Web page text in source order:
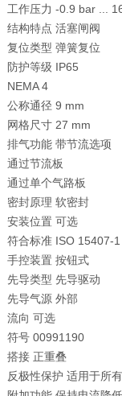
工作压力 -0.9 bar ...
结构特点 活塞闸阀
复位类型 弹簧复位
防护等级 IP65
NEMA 4
公称通径 9 mm
网格尺寸 27 mm
排气功能 带节流选项
通过节流板
通过单个气路板
密封原理 软密封
安装位置 可选
符合标准 ISO 15407-1
手控装置 按钮式
先导类型 先导驱动
先导气源 外部
流向 可选
符号 00991190
搭接 正重叠
反极性保护 适用于所